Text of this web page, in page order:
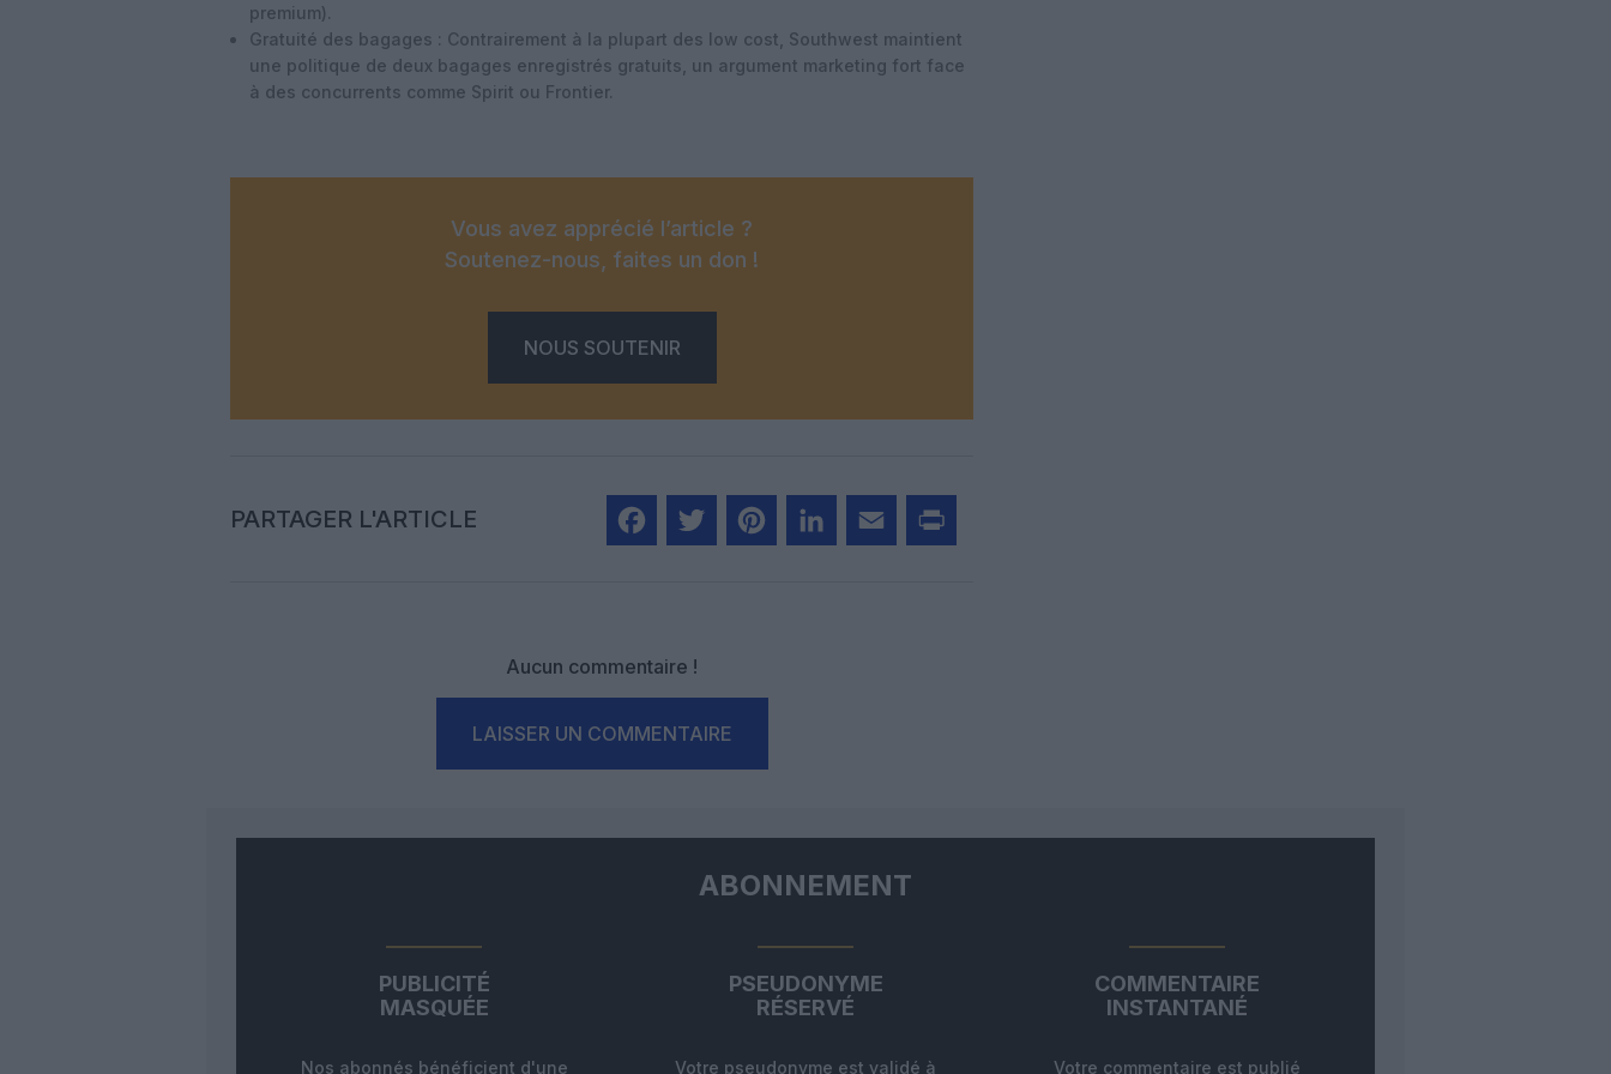
premium).
Gratuité des bagages : Contrairement à la plupart des low cost, Southwest maintient
une politique de deux bagages enregistrés gratuits , un argument marketing fort face
à des concurrents comme Spirit ou Frontier.
Vous avez apprécié l’article ?
Soutenez-nous, faites un don !
NOUS SOUTENIR
PARTAGER L'ARTICLE
Aucun commentaire !
LAISSER UN COMMENTAIRE
ABONNEMENT
PUBLICITÉ
MASQUÉE
Nos abonnés bénéficient d'une
PSEUDONYME
RÉSERVÉ
Votre pseudonyme est validé à
COMMENTAIRE
INSTANTANÉ
Votre commentaire est publié